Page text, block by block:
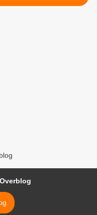
Monde 2017) 22.01.2017 >